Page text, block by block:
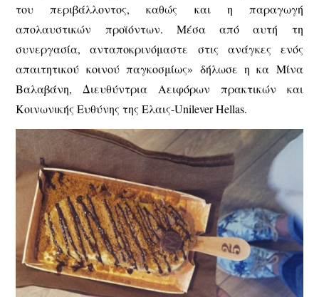
του περιβάλλοντος, καθώς και η παραγωγή
απολαυστικών προϊόντων. Μέσα από αυτή τη
συνεργασία, ανταποκρινόμαστε στις ανάγκες ενός
απαιτητικού κοινού παγκοσμίως» δήλωσε η κα Μίνα
Βαλαβάνη, Διευθύντρια Αειφόρων πρακτικών και
Κοινωνικής Ευθύνης της Ελαις-Unilever Hellas.